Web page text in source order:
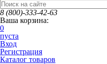
8 (800)-333-42-63
Ваша корзина:
0
пуста
Вход
Регистрация
Каталог товаров